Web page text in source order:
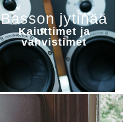
Basson jytinää
Kaiuttimet ja
vahvistimet